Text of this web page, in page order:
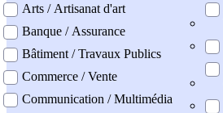
Arts / Artisanat d'art
Banque / Assurance
Bâtiment / Travaux Publics
Commerce / Vente
Communication / Multimédia